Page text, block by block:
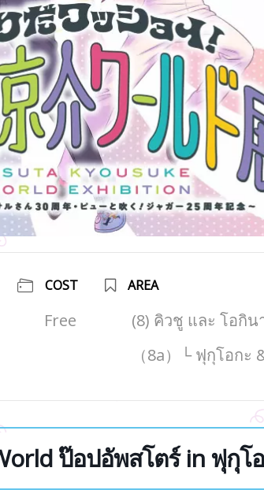
COST
Free
AREA
(8) คิวชู และ โอกิ
（8a）└ ฟุกุโอก
ป๊อปอัพสโตร์ in ฟุกุโ